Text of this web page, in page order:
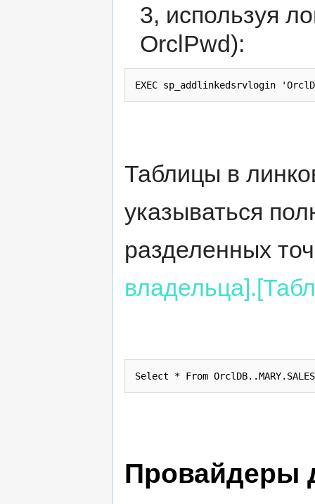
3, используя
OrclPwd):
EXEC sp_addlinkedsrvlogin
Таблицы в
указываться
разделенных
Select * From OrclDB..MARY.SALES
Провайдеры